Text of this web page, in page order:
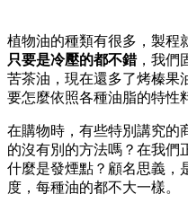
植物油的種類有很多，製程
只要是冷壓的都不錯，我們
苦茶油，現在還多了烤榛果
要怎麼依照各種油脂的特性
在購物時，有些特別講究的
的沒有別的方法嗎？在我們
什麼是發煙點？顧名思義，
度，每種油的都不大一樣。